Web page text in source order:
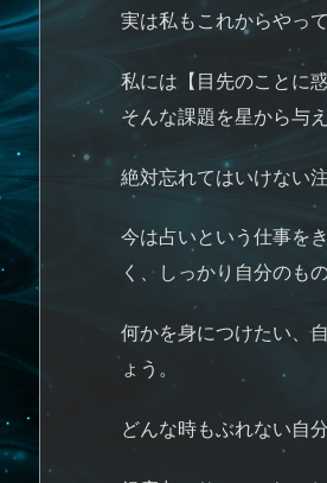
実は私もこれからやっ
私には【目先のことに
そんな課題を星から与
絶対忘れてはいけない
今は占いという仕事を
く、しっかり自分のも
何かを身につけたい、
ょう。
どんな時もぶれない自